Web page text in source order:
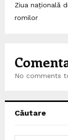
Ziua națională
romilor
No comments
Căutare